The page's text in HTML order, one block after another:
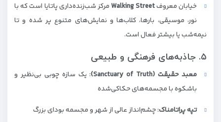
خیابان معروفWalking Streetمرکز شب‌زنده‌داری پاتایا است که با
نور، موسیقی، بارها، کلاب‌ها و نمایش‌های متنوع پر شده و تا
نیمه‌شب یا بیشتر فعال است.
۵. جاذبه‌های فرهنگی و طبیعی
معبد حقیقت (Sanctuary of Truth)
: یک سازه چوبی بی‌نظیر و
باشکوه با مجسمه‌های حکاکی‌شده
تپه پراتامناک: چشم‌انداز عالی از شهر و مجسمه بودای بزرگ